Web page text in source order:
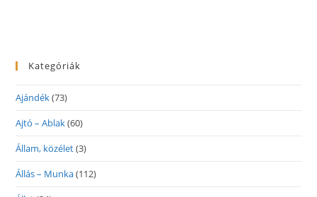
Kategóriák
Ajándék(73)
Ajtó – Ablak(60)
Állam, közélet(3)
Állás – Munka(112)